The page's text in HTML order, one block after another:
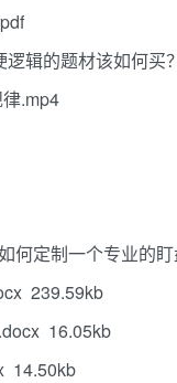
辑的题材该如何买
.mp4
何定制一个专业的
239.59kb
16.05kb
14.50kb